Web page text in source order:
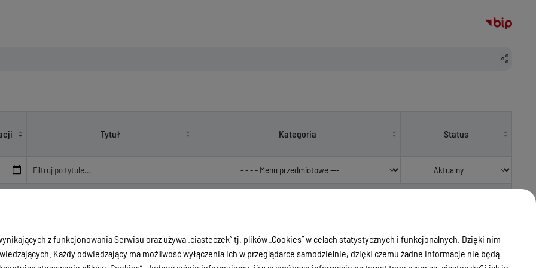
Tytuł Kategoria Status
z funkcjonowania Serwisu oraz używa „ciasteczek” tj. plików „Cookies” w celach statystycznych i funkcjonalnych. Dzięki nim
Każdy odwiedzający ma możliwość wyłączenia ich w przeglądarce samodzielnie, dzięki czemu żadne informacje nie będą